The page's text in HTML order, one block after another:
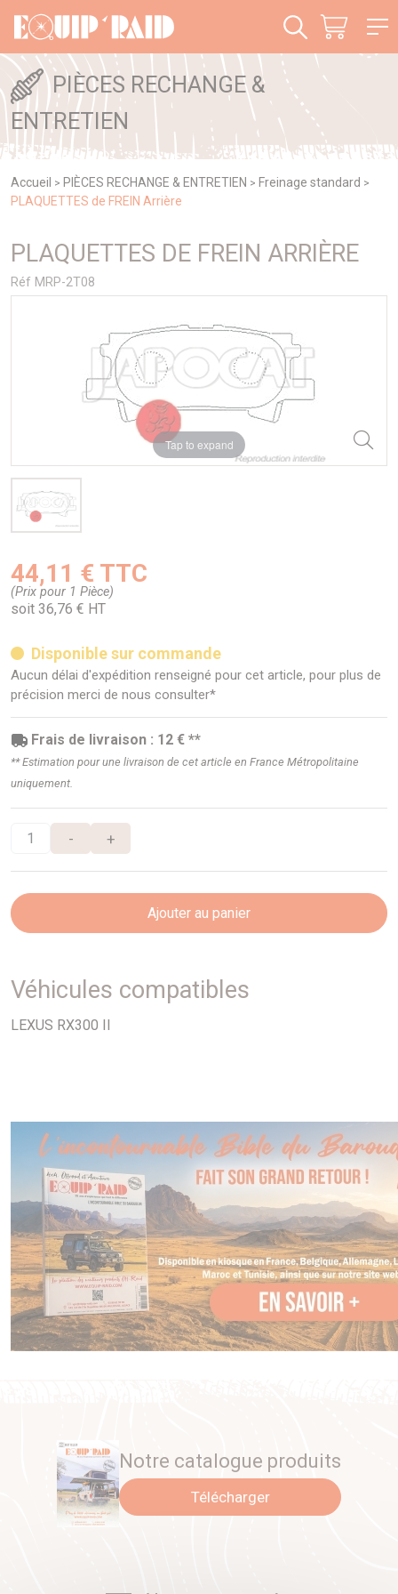
PIÈCES RECHANGE &
ENTRETIEN
Accueil > PIÈCES RECHANGE & ENTRETIEN > Freinage standard >
PLAQUETTES de FREIN Arrière
PLAQUETTES DE FREIN ARRIÈRE
Réf MRP-2T08
Tap to expand
44,11 € TTC
(Prix pour 1 Pièce)
soit 36,76 € HT
Disponible sur commande
Aucun délai d'expédition renseigné pour cet article, pour plus de
précision merci de nous consulter*
Frais de livraison : 12 € **
** Estimation pour une livraison de cet article en France Métropolitaine
uniquement.
- +
Ajouter au panier
Véhicules compatibles
LEXUS RX300 II
Notre catalogue produits
Télécharger
Panneau de gestion des cookies